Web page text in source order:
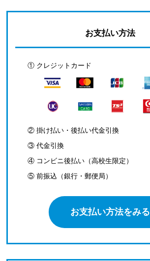
お支払い方法
① クレジットカード
② 掛け払い・後払い代金引換
③ 代金引換
④ コンビニ後払い（高校生限定）
⑤ 前振込（銀行・郵便局）
お支払い方法をみる